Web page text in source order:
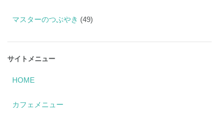
マスターのつぶやき (49)
サイトメニュー
HOME
カフェメニュー